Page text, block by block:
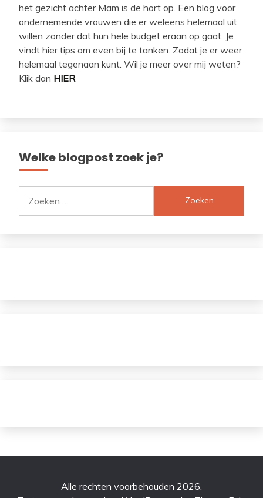
het gezicht achter Mam is de hort op. Een blog voor
ondernemende vrouwen die er weleens helemaal uit
willen zonder dat hun hele budget eraan op gaat. Je
vindt hier tips om even bij te tanken. Zodat je er weer
helemaal tegenaan kunt. Wil je meer over mij weten?
Klik dan HIER
Welke blogpost zoek je?
naar:
Alle rechten voorbehouden 2026.